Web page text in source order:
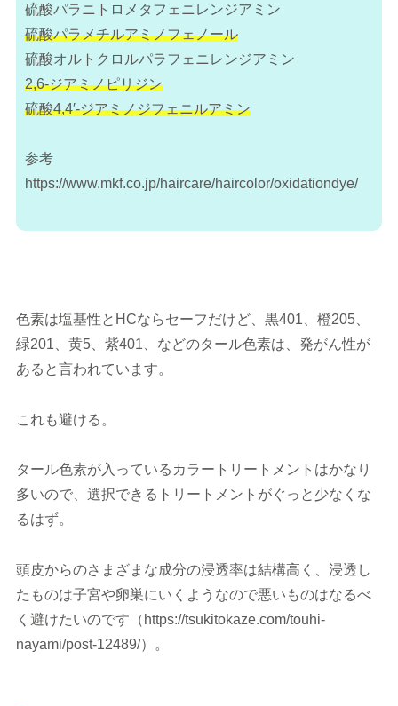
硫酸パラニトロメタフェニレンジアミン
硫酸パラメチルアミノフェノール
硫酸オルトクロルパラフェニレンジアミン
2,6-ジアミノピリジン
硫酸4,4′-ジアミノジフェニルアミン
参考
https://www.mkf.co.jp/haircare/haircolor/oxidationdye/
色素は塩基性とHCならセーフだけど、黒401、橙205、
緑201、黄5、紫401、などのタール色素は、発がん性が
あると言われています。
これも避ける。
タール色素が入っているカラートリートメントはかなり
多いので、選択できるトリートメントがぐっと少なくな
るはず。
頭皮からのさまざまな成分の浸透率は結構高く、浸透し
たものは子宮や卵巣にいくようなので悪いものはなるべ
く避けたいのです（https://tsukitokaze.com/touhi-
nayami/post-12489/）。